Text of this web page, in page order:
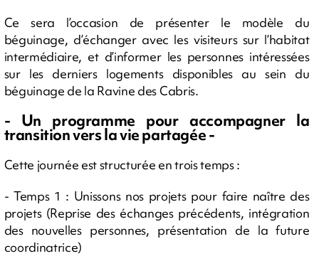
Ce sera l’occasion de présenter le modèle du
béguinage, d’échanger avec les visiteurs sur l’habitat
intermédiaire, et d’informer les personnes intéressées
sur les derniers logements disponibles au sein du
béguinage de la Ravine des Cabris.
- Un programme pour accompagner la
transition vers la vie partagée -
Cette journée est structurée en trois temps :
- Temps 1 : Unissons nos projets pour faire naître des
projets (Reprise des échanges précédents, intégration
des nouvelles personnes, présentation de la future
coordinatrice)